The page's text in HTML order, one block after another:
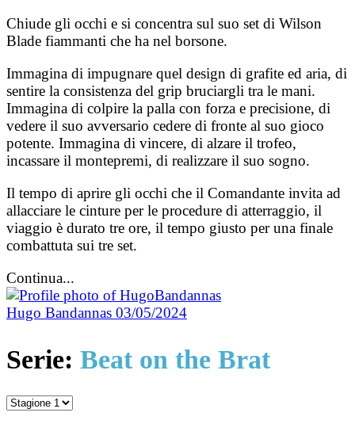
Chiude gli occhi e si concentra sul suo set di Wilson
Blade fiammanti che ha nel borsone.
Immagina di impugnare quel design di grafite ed aria, di
sentire la consistenza del grip bruciargli tra le mani.
Immagina di colpire la palla con forza e precisione, di
vedere il suo avversario cedere di fronte al suo gioco
potente. Immagina di vincere, di alzare il trofeo,
incassare il montepremi, di realizzare il suo sogno.
Il tempo di aprire gli occhi che il Comandante invita ad
allacciare le cinture per le procedure di atterraggio, il
viaggio è durato tre ore, il tempo giusto per una finale
combattuta sui tre set.
Continua...
Hugo Bandannas 03/05/2024
Serie: Beat on the Brat